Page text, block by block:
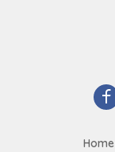
Home